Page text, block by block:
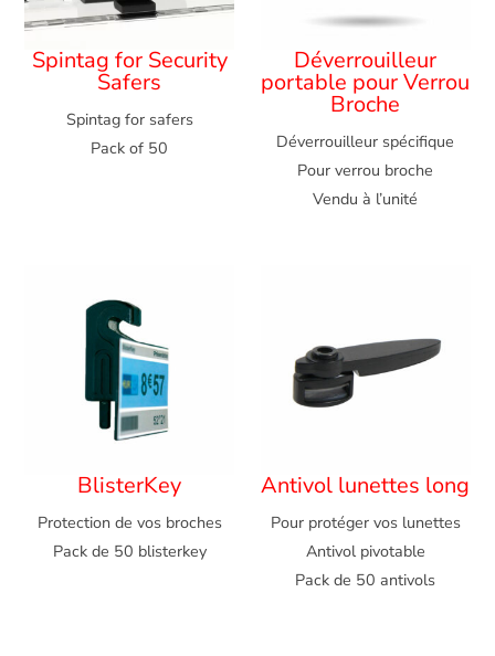
Spintag for Security
Safers
Spintag for safers
Pack of 50
Déverrouilleur
portable pour Verrou
Broche
Déverrouilleur spécifique
Pour verrou broche
Vendu à l’unité
BlisterKey
Protection de vos broches
Pack de 50 blisterkey
Antivol lunettes long
Pour protéger vos lunettes
Antivol pivotable
Pack de 50 antivols